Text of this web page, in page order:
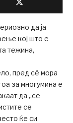
да ја
кој што е
тежина,
пред сè мора
за многумина е
да „се
се
ќе си